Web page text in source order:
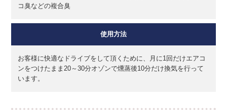
コ臭などの複合臭
使用方法
お客様に快適なドライブをして頂くために、月に1回だけエアコ
ンをつけたまま20～30分オゾンで燻蒸後10分だけ換気を行って
います。